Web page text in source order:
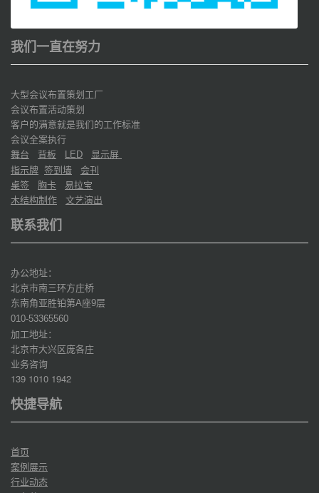
我们一直在努力
大型会议布置策划工厂
会议布置活动策划
客户的满意就是我们的工作标准
会议全案执行
舞台
背板 LED
显示屏
指示牌 签到墙
会刊
桌签
胸卡
易拉宝
木结构制作
文艺演出
联系我们
办公地址：
北京市南三环方庄桥
东南角亚胜铂第A座9层
010-53365560
加工地址：
北京市大兴区庞各庄
业务咨询
139 1010 1942
快捷导航
首页
案例展示
行业动态